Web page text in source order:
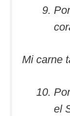
Mi carne
el